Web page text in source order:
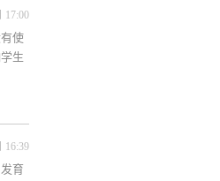
17:00
使
生
16:39
育